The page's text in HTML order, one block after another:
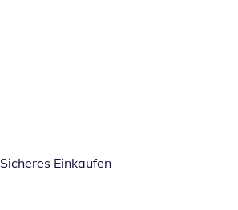
Sicheres Einkaufen